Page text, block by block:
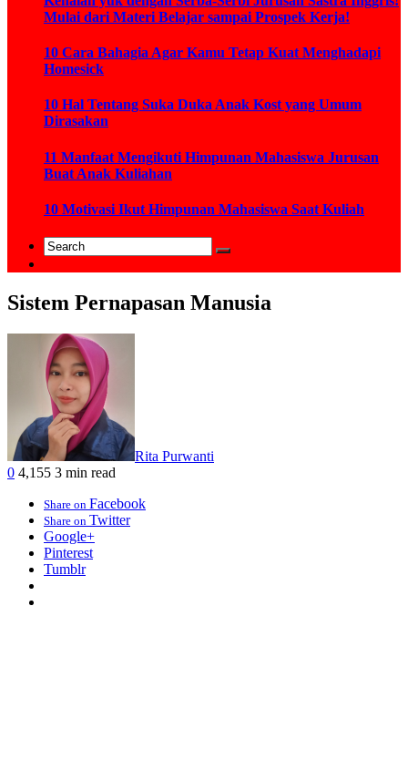
Mulai dari Materi Belajar sampai Prospek Kerja!
10 Cara Bahagia Agar Kamu Tetap Kuat Menghadapi
Homesick
10 Hal Tentang Suka Duka Anak Kost yang Umum
Dirasakan
11 Manfaat Mengikuti Himpunan Mahasiswa Jurusan
Buat Anak Kuliahan
10 Motivasi Ikut Himpunan Mahasiswa Saat Kuliah
Sistem Pernapasan Manusia
Rita Purwanti
0 4,155 3 min read
Share on Facebook
Share on Twitter
Google+
Pinterest
Tumblr